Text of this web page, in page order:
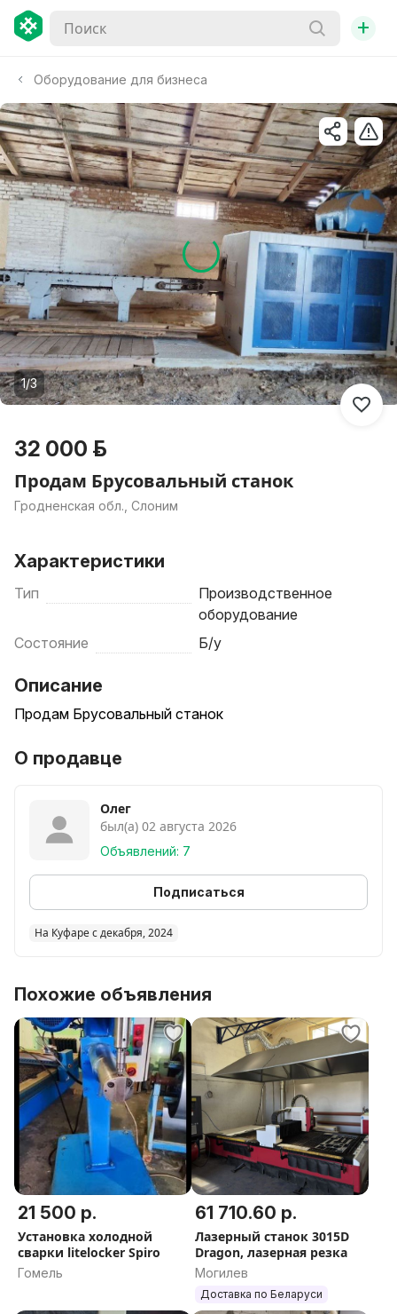
+
Оборудование для бизнеса
1/3
32 000 р.
Продам Брусовальный станок
Гродненская обл., Слоним
Характеристики
Тип
Производственное
оборудование
Состояние
Б/у
Описание
Продам Брусовальный станок
О продавце
Олег
был(а) 02 августа 2026
Объявлений: 7
Подписаться
На Куфаре с декабря, 2024
Похожие объявления
21 500 р.
Установка холодной
сварки litelocker Spiro
Гомель
61 710.60 р.
Лазерный станок 3015D
Dragon, лазерная резка
Могилев
Доставка по Беларуси